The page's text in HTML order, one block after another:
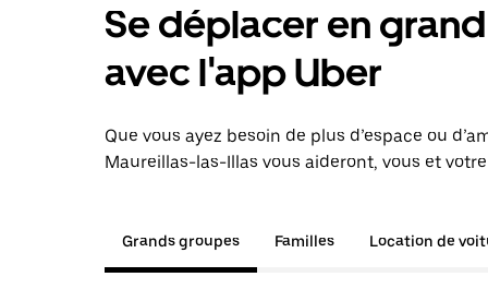
Se déplacer en
avec l'app Uber
Que vous ayez besoin de plus d’espace ou
Maureillas-las-Illas vous aideront, vous et
Grands groupes Familles Location de